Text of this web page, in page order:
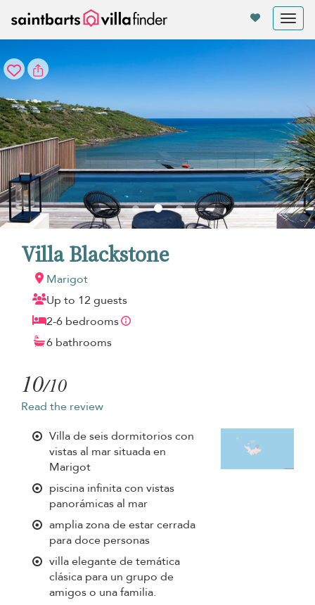
Villa Blackstone
Marigot
Up to 12 guests
2-6 bedrooms
6 bathrooms
10/10
Read the review
Villa de seis dormitorios con
vistas al mar situada en
Marigot
piscina infinita con vistas
panorámicas al mar
amplia zona de estar cerrada
para doce personas
villa elegante de temática
clásica para un grupo de
amigos o una familia.
Panel de gestión de cookies